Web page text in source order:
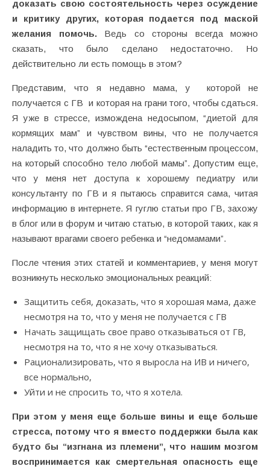
доказать свою состоятельность через осуждение
и критику других, которая подается под маской
желания помочь.Ведь со стороны всегда можно
сказать, что было сделано недостаточно. Но
действительно ли есть помощь в этом?
Представим, что я недавно мама, у
которой не
получается с ГВ и которая на грани того, чтобы сдаться.
Я уже в стрессе, измождена недосыпом, “диетой для
кормящих мам” и чувством вины, что не получается
наладить то, что должно быть “естественным процессом,
на который способно тело любой мамы”. Допустим еще,
что у меня нет доступа к хорошему педиатру или
консультанту по ГВ и я пытаюсь справится сама, читая
информацию в интернете. Я гуглю статьи про ГВ, захожу
в блог или в форум и читаю статью, в которой таких, как я
называют врагами своего ребенка и “недомамами”.
После чтения этих статей и комментариев, у меня могут
возникнуть несколько эмоциональных реакций:
Защитить себя, доказать, что я хорошая мама, даже
несмотря на то, что у меня не получается с ГВ
Начать защищать свое право отказываться от ГВ,
несмотря на то, что я не хочу отказываться.
Рационализировать, что я выросла на ИВ и ничего,
все нормально,
Уйти и не спросить то, что я хотела.
При этом у меня еще больше вины и еще больше
стресса, потому что я вместо поддержки была как
будто бы “изгнана из племени”, что нашим мозгом
воспринимается как смертельная опасность еще